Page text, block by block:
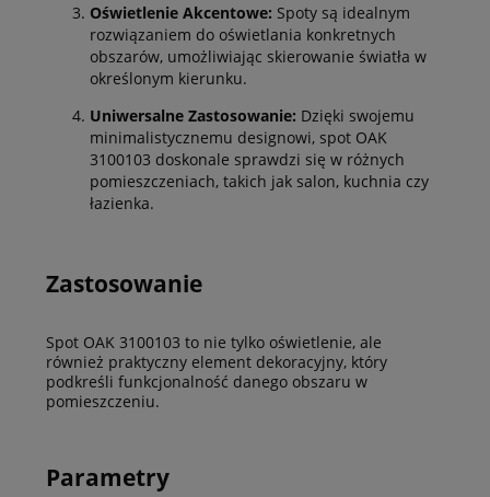
Oświetlenie Akcentowe: Spoty są idealnym
rozwiązaniem do oświetlania konkretnych
obszarów, umożliwiając skierowanie światła w
określonym kierunku.
Uniwersalne Zastosowanie: Dzięki swojemu
minimalistycznemu designowi, spot OAK
3100103 doskonale sprawdzi się w różnych
pomieszczeniach, takich jak salon, kuchnia czy
łazienka.
Zastosowanie
Spot OAK 3100103 to nie tylko oświetlenie, ale
również praktyczny element dekoracyjny, który
podkreśli funkcjonalność danego obszaru w
pomieszczeniu.
Parametry